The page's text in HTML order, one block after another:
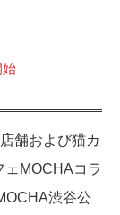
始
舗および猫カ
MOCHAコラ
渋谷公